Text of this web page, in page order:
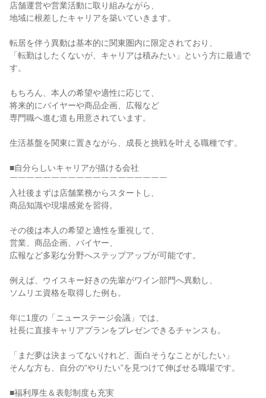
店舗運営や営業活動に取り組みながら、
地域に根差したキャリアを築いていきます。
転居を伴う異動は基本的に関東圏内に限定されており、
「転勤はしたくないが、キャリアは積みたい」という方に最適で
す。
もちろん、本人の希望や適性に応じて、
将来的にバイヤーや商品企画、広報など
専門職へ進む道も用意されています。
生活基盤を関東に置きながら、成長と挑戦を叶える職種です。
■自分らしいキャリアが描ける会社
￣￣￣￣￣￣￣￣￣￣￣￣￣￣￣￣￣￣￣
入社後まずは店舗業務からスタートし、
商品知識や現場感覚を習得。
その後は本人の希望と適性を重視して、
営業、商品企画、バイヤー、
広報など多彩な分野へステップアップが可能です。
例えば、ウイスキー好きの先輩がワイン部門へ異動し、
ソムリエ資格を取得した例も。
年に1度の「ニューステージ会議」では、
社長に直接キャリアプランをプレゼンできるチャンスも。
「まだ夢は決まってないけれど、面白そうなことがしたい」
そんな方も、自分の“やりたい”を見つけて伸ばせる職場です。
■福利厚生＆表彰制度も充実